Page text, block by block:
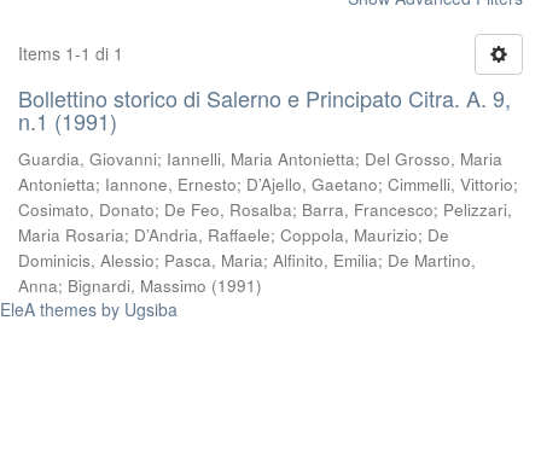
Items 1-1 di 1
Bollettino storico di Salerno e Principato Citra. A. 9,
n.1 (1991)
Guardia, Giovanni; Iannelli, Maria Antonietta; Del Grosso, Maria
Antonietta; Iannone, Ernesto; D’Ajello, Gaetano; Cimmelli, Vittorio;
Cosimato, Donato; De Feo, Rosalba; Barra, Francesco; Pelizzari,
Maria Rosaria; D’Andria, Raffaele; Coppola, Maurizio; De
Dominicis, Alessio; Pasca, Maria; Alfinito, Emilia; De Martino,
Anna; Bignardi, Massimo (1991)
EleA themes by Ugsiba